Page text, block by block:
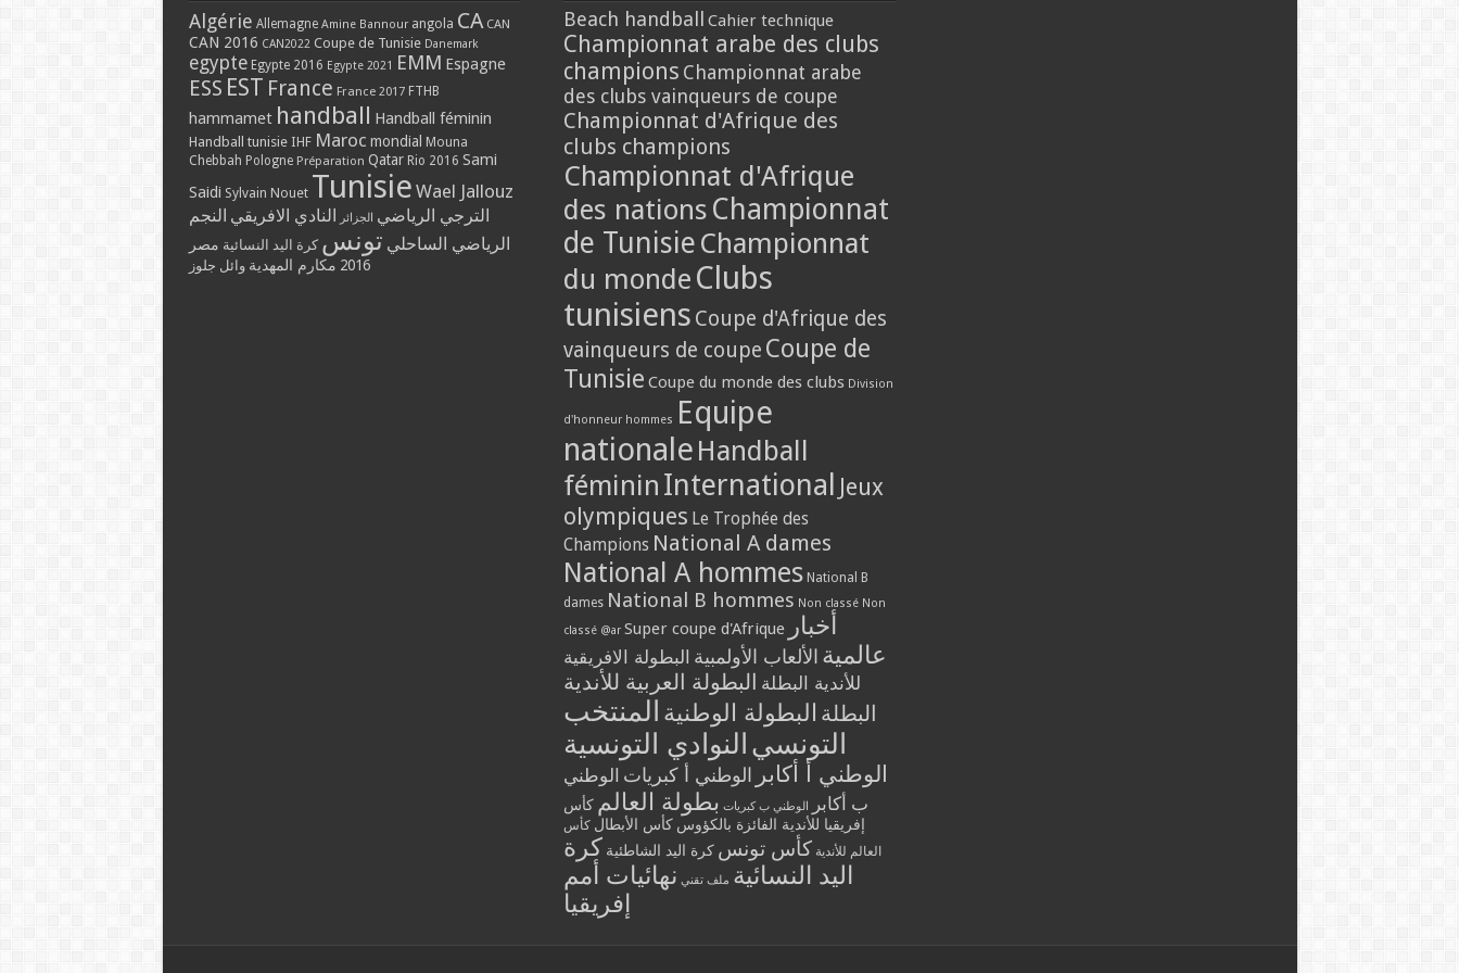
Algérie Allemagne Amine Bannour angola CA CAN
CAN 2016 CAN2022 Coupe de Tunisie Danemark
egypte Egypte 2016 Egypte 2021 EMM Espagne
ESS EST France France 2017 FTHB
hammamet handball Handball féminin
Handball tunisie IHF Maroc mondial Mouna
Chebbah Pologne Préparation Qatar Rio 2016 Sami
Saidi Sylvain Nouet Tunisie Wael Jallouz
الترجي الرياضي الجزائر النادي الافريقي النجم
الرياضي الساحلي تونس كرة اليد النسائية مصر
2016 مكارم المهدية وائل جلوز
Beach handball Cahier technique
Championnat arabe des clubs
champions Championnat arabe
des clubs vainqueurs de coupe
Championnat d'Afrique des
clubs champions
Championnat d'Afrique
des nations Championnat
de Tunisie Championnat
du monde Clubs
tunisiens Coupe d'Afrique des
vainqueurs de coupe Coupe de
Tunisie Coupe du monde des clubs Division
d'honneur hommes Equipe
nationale Handball
féminin International Jeux
olympiques Le Trophée des
Champions National A dames
National A hommes National B
dames National B hommes Non classé Non
classé @ar Super coupe d'Afrique أخبار
عالمية الألعاب الأولمبية البطولة الافريقية
للأندية البطلة البطولة العربية للأندية
البطلة البطولة الوطنية المنتخب
التونسي النوادي التونسية
الوطني أ أكابر الوطني أ كبريات الوطني
ب أكابر
الوطني ب كبريات بطولة العالم كأس
إفريقيا للأندية الفائزة بالكؤوس كأس الأبطال كأس
العالم للأندية كأس تونس كرة اليد الشاطئية كرة
اليد النسائية ملف تقني نهائيات أمم
إفريقيا